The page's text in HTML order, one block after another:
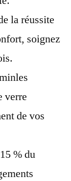
la réussite
soignez
verre
de vos
% du